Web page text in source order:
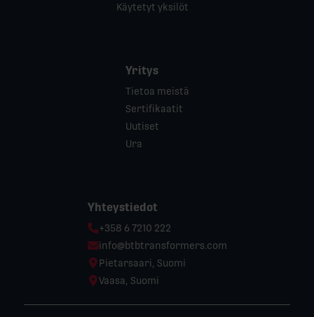
Käytetyt yksilöt
Yritys
Tietoa meistä
Sertifikaatit
Uutiset
Ura
Yhteystiedot
Phone:
+358 6 7210 222
Email:
info@btbtransformers.com
Location:
Pietarsaari, Suomi
Location:
Vaasa, Suomi